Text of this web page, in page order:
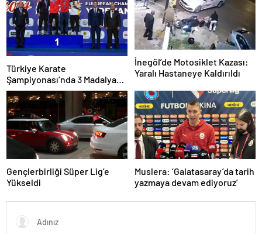
Türkiye Karate
Şampiyonası’nda 3 Madalya
Kazandı
İnegöl’de Motosiklet Kazası:
Yaralı Hastaneye Kaldırıldı
Gençlerbirliği Süper Lig’e
Yükseldi
Muslera: ‘Galatasaray’da tarih
yazmaya devam ediyoruz’